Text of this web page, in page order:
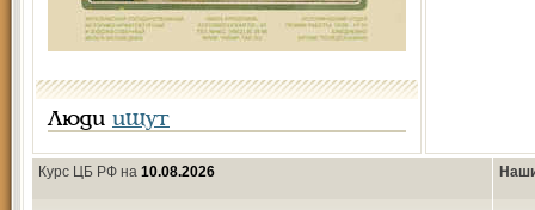
Люди ищут
Курс ЦБ РФ на 10.08.2026